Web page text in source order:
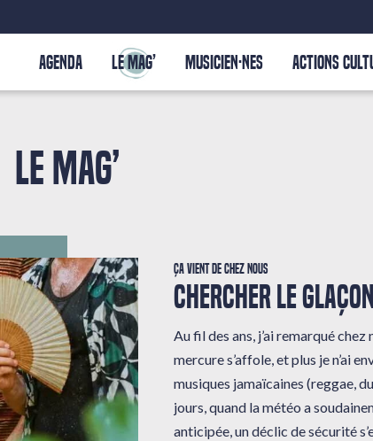
AGENDA LE MAG’ MUSICIEN·NES ACTIONS
LE MAG’
Ça vient de chez nous
CHERCHER LE GLAÇON
Au fil des ans, j’ai remarqué
mercure s’affole, et plus je n’ai
musiques jamaïcaines (reggae,
jours, quand la météo a
anticipée, un déclic de sécurité